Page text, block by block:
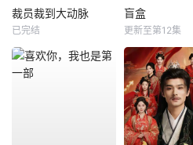
裁员裁到大动脉
已完结
盲盒
更新至第12集